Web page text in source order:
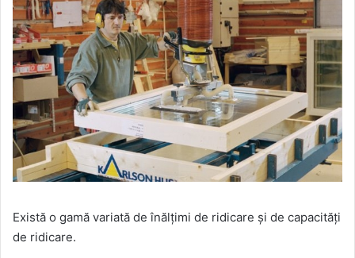
Există o gamă variată de înălţimi de ridicare şi de capacităţi
de ridicare.